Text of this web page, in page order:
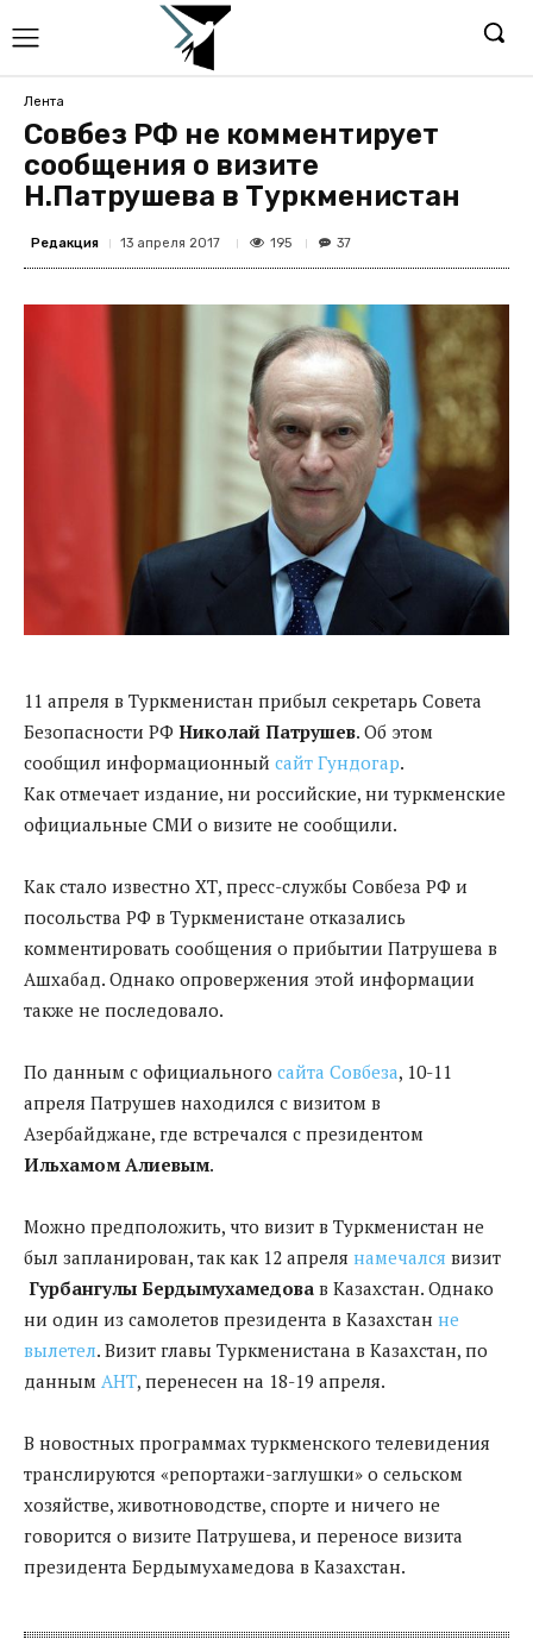
Лента
Совбез РФ не комментирует
сообщения о визите
Н.Патрушева в Туркменистан
Редакция 13 апреля 2017 195 37
11 апреля в Туркменистан прибыл секретарь Совета
Безопасности РФ Николай Патрушев. Об этом
сообщил информационный сайт Гундогар.
Как отмечает издание, ни российские, ни туркменские
официальные СМИ о визите не сообщили.
Как стало известно ХТ, пресс-службы Совбеза РФ и
посольства РФ в Туркменистане отказались
комментировать сообщения о прибытии Патрушева в
Ашхабад. Однако опровержения этой информации
также не последовало.
По данным с официального сайта Совбеза, 10-11
апреля Патрушев находился с визитом в
Азербайджане, где встречался с президентом
Ильхамом Алиевым.
Можно предположить, что визит в Туркменистан не
был запланирован, так как 12 апреля намечался визит
Гурбангулы Бердымухамедова в Казахстан. Однако
ни один из самолетов президента в Казахстан не
вылетел. Визит главы Туркменистана в Казахстан, по
данным АНТ, перенесен на 18-19 апреля.
В новостных программах туркменского телевидения
транслируются «репортажи-заглушки» о сельском
хозяйстве, животноводстве, спорте и ничего не
говорится о визите Патрушева, и переносе визита
президента Бердымухамедова в Казахстан.